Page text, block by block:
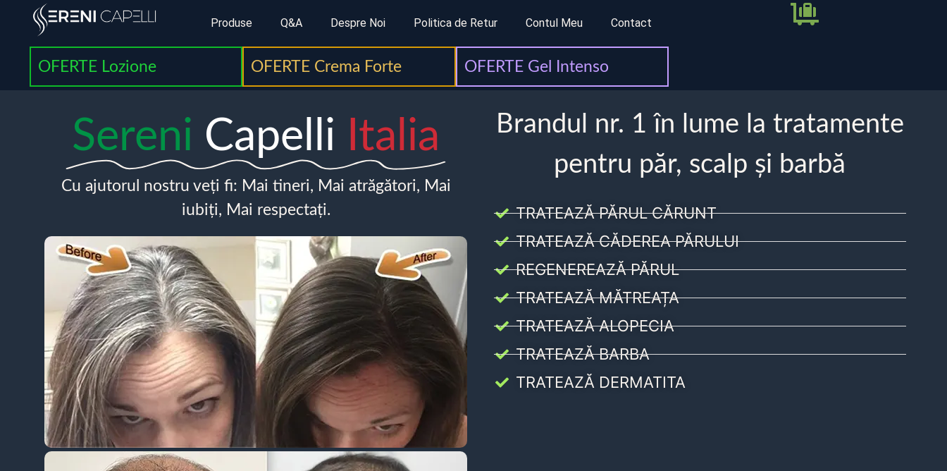
Produse Q&A Despre Noi Politica de Retur Contul Meu Contact
OFERTE Lozione OFERTE Crema Forte OFERTE Gel Intenso
Sereni Capelli Italia
Cu ajutorul nostru veți fi: Mai tineri, Mai atrăgători, Mai
iubiți, Mai respectați.
Brandul nr. 1 în lume la tratamente
pentru păr, scalp și barbă
TRATEAZĂ PĂRUL CĂRUNT
TRATEAZĂ CĂDEREA PĂRULUI
REGENEREAZĂ PĂRUL
TRATEAZĂ MĂTREAȚA
TRATEAZĂ ALOPECIA
TRATEAZĂ BARBA
TRATEAZĂ DERMATITA